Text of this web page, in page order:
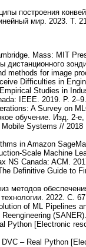
построения
мир. 2023. Т.
Mass: MIT
дистанционного
methods for image
Difficulties in
Studies in
IEEE. 2019. P. 2–9.
A Survey on
обучение. Изд. 2-
Mobile Systems //
in Amazon
Scale Machine
NS Canada: ACM.
Definitive Guide to
методов
2022. С. 67.
of ML Pipelines
Python [Electronic
– Real Python